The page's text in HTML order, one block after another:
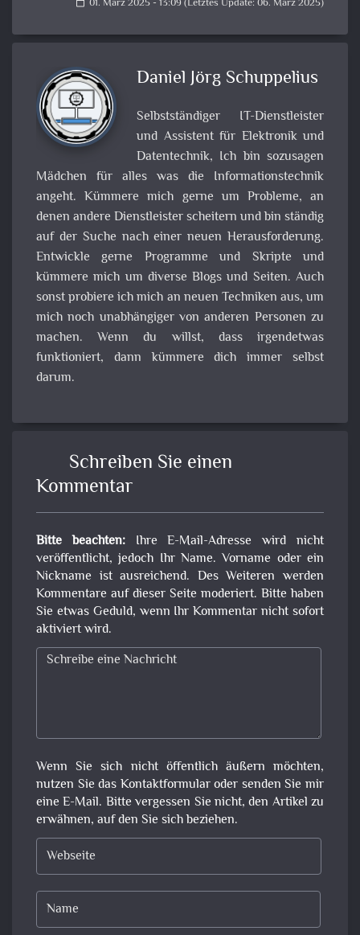
calendar_today 01. März 2025 - 13:09 (Letztes Update: 06. März 2025)
Daniel Jörg Schuppelius
Selbstständiger IT-Dienstleister
und Assistent für Elektronik und
Datentechnik, Ich bin sozusagen
Mädchen für alles was die Informationstechnik
angeht. Kümmere mich gerne um Probleme, an
denen andere Dienstleister scheitern und bin ständig
auf der Suche nach einer neuen Herausforderung.
Entwickle gerne Programme und Skripte und
kümmere mich um diverse Blogs und Seiten. Auch
sonst probiere ich mich an neuen Techniken aus, um
mich noch unabhängiger von anderen Personen zu
machen. Wenn du willst, dass irgendetwas
funktioniert, dann kümmere dich immer selbst
darum.
Schreiben Sie einen
Kommentar
Bitte beachten:Ihre E-Mail-Adresse wird nicht
veröffentlicht, jedoch Ihr Name. Vorname oder ein
Nickname ist ausreichend. Des Weiteren werden
Kommentare auf dieser Seite moderiert. Bitte haben
Sie etwas Geduld, wenn Ihr Kommentar nicht sofort
aktiviert wird.
Wenn Sie sich nicht öffentlich äußern möchten,
nutzen Sie das Kontaktformular oder senden Sie mir
eine E-Mail. Bitte vergessen Sie nicht, den Artikel zu
erwähnen, auf den Sie sich beziehen.